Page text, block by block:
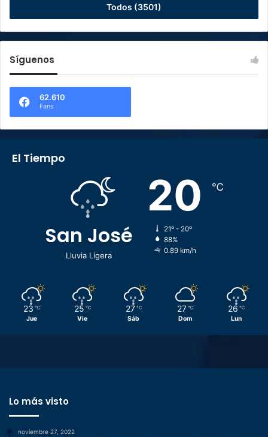
Todos (3501)
Síguenos
62.610
Fans
El Tiempo
San José
Lluvia Ligera
20 ℃
21º - 20º
88%
0.89 km/h
23 ℃
Jue
25 ℃
Vie
27 ℃
Sáb
27 ℃
Dom
26 ℃
Lun
Lo más visto
noviembre 27, 2022